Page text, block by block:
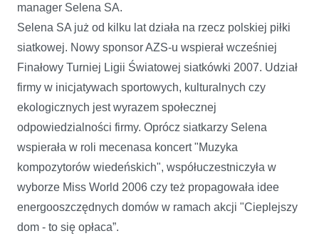
manager Selena SA.
Selena SA już od kilku lat działa na rzecz polskiej piłki
siatkowej. Nowy sponsor AZS-u wspierał wcześniej
Finałowy Turniej Ligii Światowej siatkówki 2007. Udział
firmy w inicjatywach sportowych, kulturalnych czy
ekologicznych jest wyrazem społecznej
odpowiedzialności firmy. Oprócz siatkarzy Selena
wspierała w roli mecenasa koncert "Muzyka
kompozytorów wiedeńskich", współuczestniczyła w
wyborze Miss World 2006 czy też propagowała idee
energooszczędnych domów w ramach akcji "Cieplejszy
dom - to się opłaca”.